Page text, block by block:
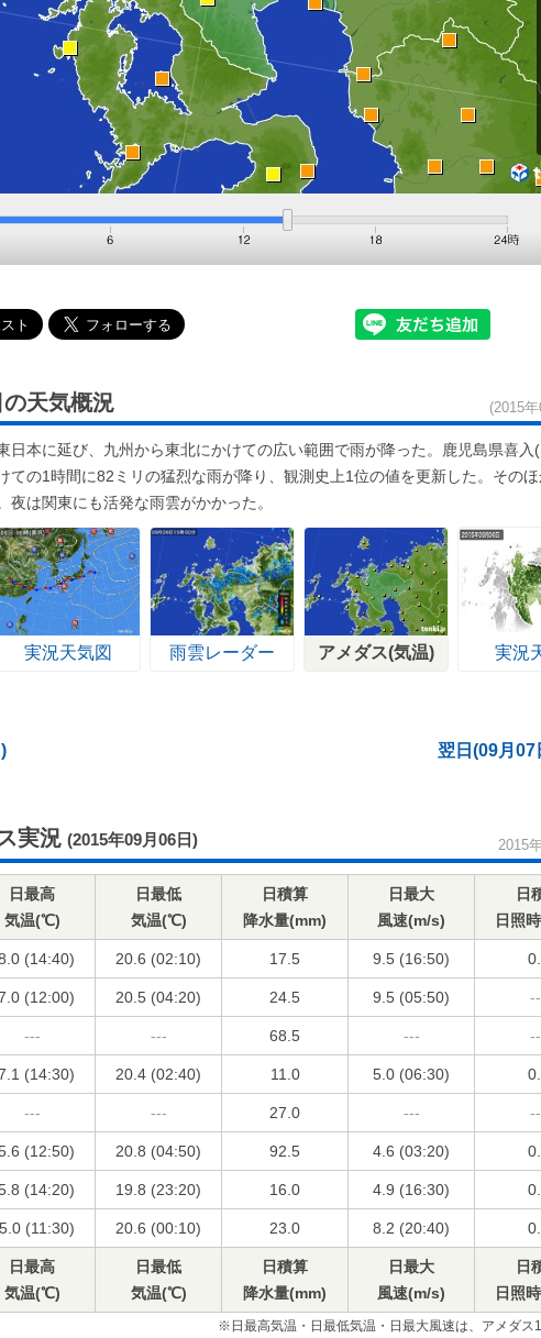
天気概況 (2015
日本に延び、九州から東北にかけての広い範囲で雨が降った。鹿児島県喜入
ての1時間に82ミリの猛烈な雨が降り、観測史上1位の値を更新した。その
夜は関東にも活発な雨雲がかかった。
実況天気図 雨雲レーダー アメダス(気温) 実況
翌日(09月07
実況 (2015年09月06日) 2015
日最高
気温(℃)
日最低
気温(℃)
日積算
降水量(mm)
日最大
風速(m/s)
日
日照
(14:40) 20.6 (02:10) 17.5 9.5 (16:50)
(12:00) 20.5 (04:20) 24.5 9.5 (05:50)
--- --- 68.5 ---
(14:30) 20.4 (02:40) 11.0 5.0 (06:30)
--- --- 27.0 ---
(12:50) 20.8 (04:50) 92.5 4.6 (03:20)
(14:20) 19.8 (23:20) 16.0 4.9 (16:30)
(11:30) 20.6 (00:10) 23.0 8.2 (20:40)
日最高
気温(℃)
日最低
気温(℃)
日積算
降水量(mm)
日最大
風速(m/s)
日
日照
※日最高気温・日最低気温・日最大風速は、アメダス